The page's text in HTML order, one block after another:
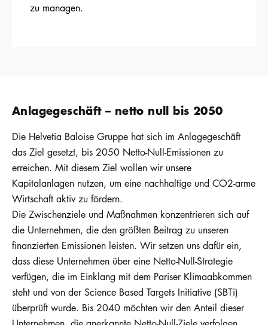
zu managen.
Anlagegeschäft – netto null bis 2050
Die Helvetia Baloise Gruppe hat sich im Anlagegeschäft
das Ziel gesetzt, bis 2050 Netto-Null-Emissionen zu
erreichen. Mit diesem Ziel wollen wir unsere
Kapitalanlagen nutzen, um eine nachhaltige und CO2-arme
Wirtschaft aktiv zu fördern.
Die Zwischenziele und Maßnahmen konzentrieren sich auf
die Unternehmen, die den größten Beitrag zu unseren
finanzierten Emissionen leisten. Wir setzen uns dafür ein,
dass diese Unternehmen über eine Netto-Null-Strategie
verfügen, die im Einklang mit dem Pariser Klimaabkommen
steht und von der Science Based Targets Initiative (SBTi)
überprüft wurde. Bis 2040 möchten wir den Anteil dieser